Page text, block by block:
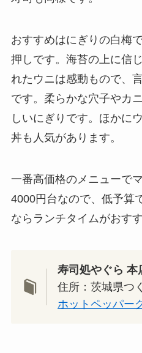
おすすめはにぎりの白梅
押しです。海苔の上に信
れたウニは感動もので、
です。柔らかな穴子やカ
しいにぎりです。ほかに
丼も人気があります。
一番高価格のメニューで
4000円台なので、低予算
ならランチタイムがおすす
寿司処やぐら 本
住所：茨城県つ
ホットペッパー